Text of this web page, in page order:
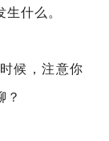
什么。
候，注意你
？